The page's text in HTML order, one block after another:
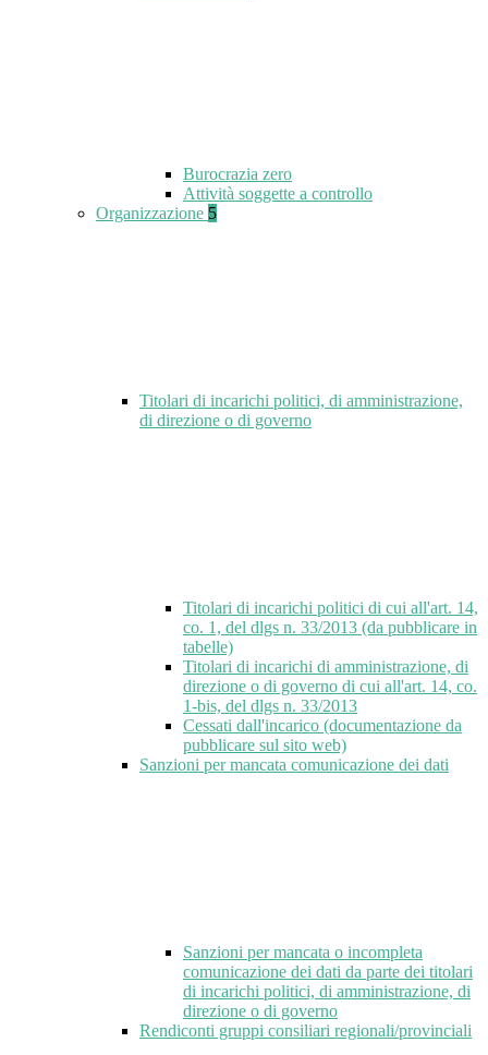
Burocrazia zero
Attività soggette a controllo
Organizzazione 5
Titolari di incarichi politici, di amministrazione,
di direzione o di governo
Titolari di incarichi politici di cui all'art. 14,
co. 1, del dlgs n. 33/2013 (da pubblicare in
tabelle)
Titolari di incarichi di amministrazione, di
direzione o di governo di cui all'art. 14, co.
1-bis, del dlgs n. 33/2013
Cessati dall'incarico (documentazione da
pubblicare sul sito web)
Sanzioni per mancata comunicazione dei dati
Sanzioni per mancata o incompleta
comunicazione dei dati da parte dei titolari
di incarichi politici, di amministrazione, di
direzione o di governo
Rendiconti gruppi consiliari regionali/provinciali